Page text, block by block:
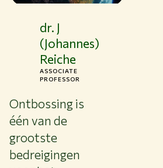
dr. J
(Johannes)
Reiche
ASSOCIATE
PROFESSOR
Ontbossing is
één van de
grootste
bedreigingen